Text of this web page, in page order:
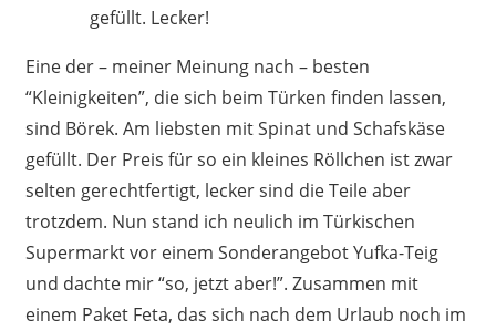
gefüllt. Lecker!
Eine der – meiner Meinung nach – besten
“Kleinigkeiten”, die sich beim Türken finden lassen,
sind Börek. Am liebsten mit Spinat und Schafskäse
gefüllt. Der Preis für so ein kleines Röllchen ist zwar
selten gerechtfertigt, lecker sind die Teile aber
trotzdem. Nun stand ich neulich im Türkischen
Supermarkt vor einem Sonderangebot Yufka-Teig
und dachte mir “so, jetzt aber!”. Zusammen mit
einem Paket Feta, das sich nach dem Urlaub noch im